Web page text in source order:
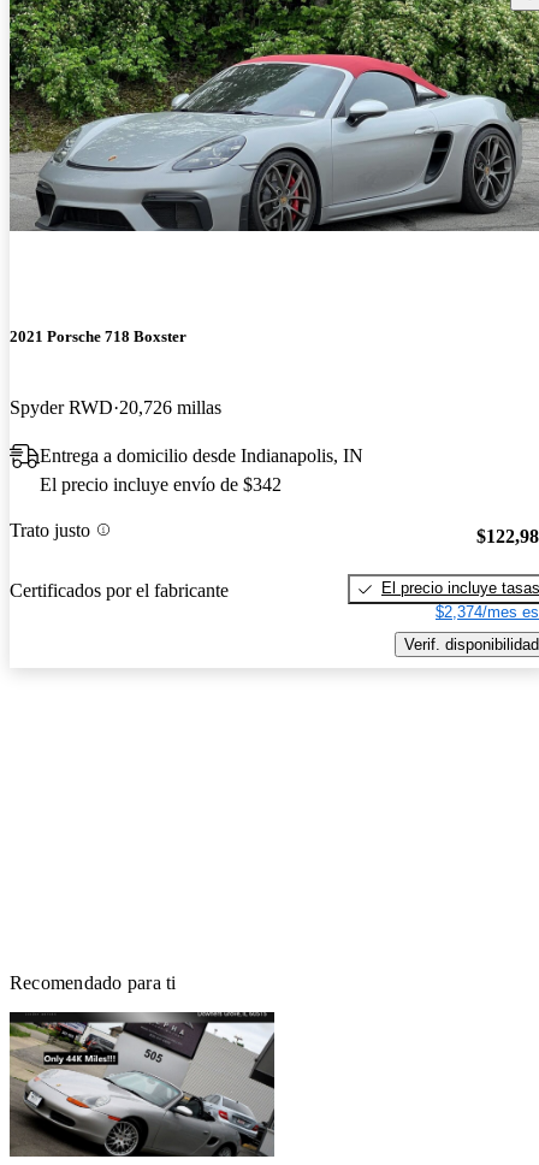
2021 Porsche 718 Boxster
Spyder RWD 20,726 millas
Entrega a domicilio desde Indianapolis, IN
El precio incluye envío de $342
Trato justo
Certificados por el fabricante
El precio incluye tasas
$2,374/mes
Verif. disponibilidad
Recomendado para ti